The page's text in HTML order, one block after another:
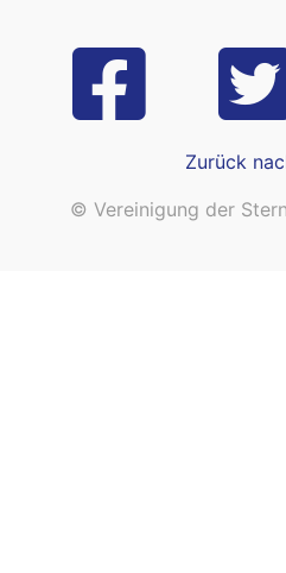
Zurück
© Vereinigung der